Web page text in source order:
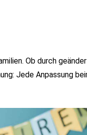
Ob durch
Jede Anpassung